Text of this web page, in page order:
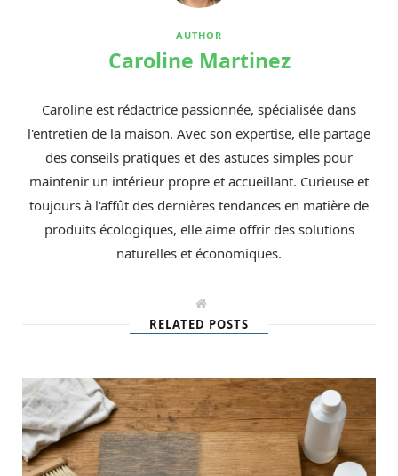
AUTHOR
Caroline Martinez
Caroline est rédactrice passionnée, spécialisée dans
l'entretien de la maison. Avec son expertise, elle partage
des conseils pratiques et des astuces simples pour
maintenir un intérieur propre et accueillant. Curieuse et
toujours à l'affût des dernières tendances en matière de
produits écologiques, elle aime offrir des solutions
naturelles et économiques.
W
b
e
RELATED POSTS